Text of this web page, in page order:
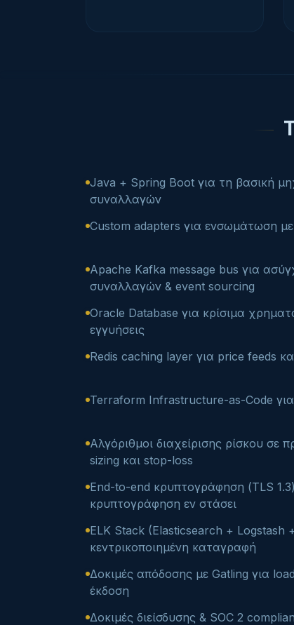
Java + Spring Boot για τη βασική
συναλλαγών
Custom adapters για ενσωμάτωση
Apache Kafka message bus για
συναλλαγών & event sourcing
Oracle Database για κρίσιμα
εγγυήσεις
Redis caching layer για price feeds
Terraform Infrastructure-as-Code
Αλγόριθμοι διαχείρισης ρίσκου σε
sizing και stop-loss
End-to-end κρυπτογράφηση (TLS
κρυπτογράφηση εν στάσει
ELK Stack (Elasticsearch + Logstash
κεντρικοποιημένη καταγραφή
Δοκιμές απόδοσης με Gatling για
έκδοση
Δοκιμές διείσδυσης & SOC 2